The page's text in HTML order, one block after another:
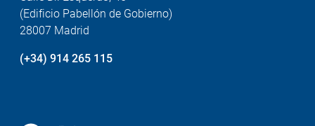
(Edificio Pabellón de Gobierno)
28007 Madrid
(+34) 914 265 115